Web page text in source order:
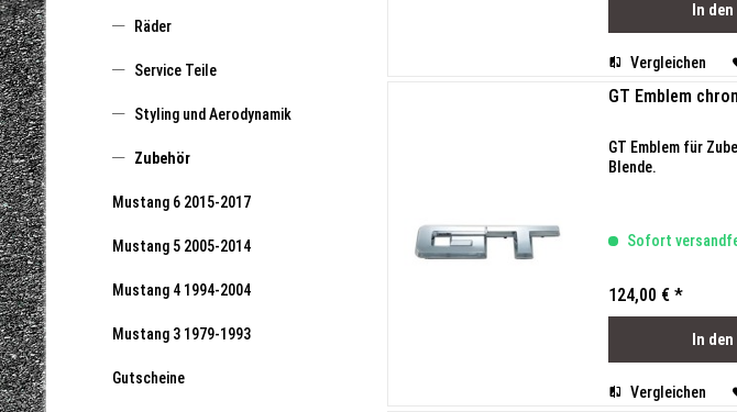
Räder
Service Teile
Styling und Aerodynamik
Zubehör
Mustang 6 2015-2017
Mustang 5 2005-2014
Mustang 4 1994-2004
Mustang 3 1979-1993
Gutscheine
In den
Vergleichen
GT Emblem
GT Emblem für
Blende.
Sofort
124,00 € *
In den
Vergleichen